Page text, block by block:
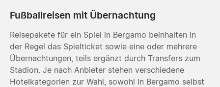
Fußballreisen mit Übernachtung
Reisepakete für ein Spiel in Bergamo beinhalten in
der Regel das Spielticket sowie eine oder mehrere
Übernachtungen, teils ergänzt durch Transfers zum
Stadion. Je nach Anbieter stehen verschiedene
Hotelkategorien zur Wahl, sowohl in Bergamo selbst